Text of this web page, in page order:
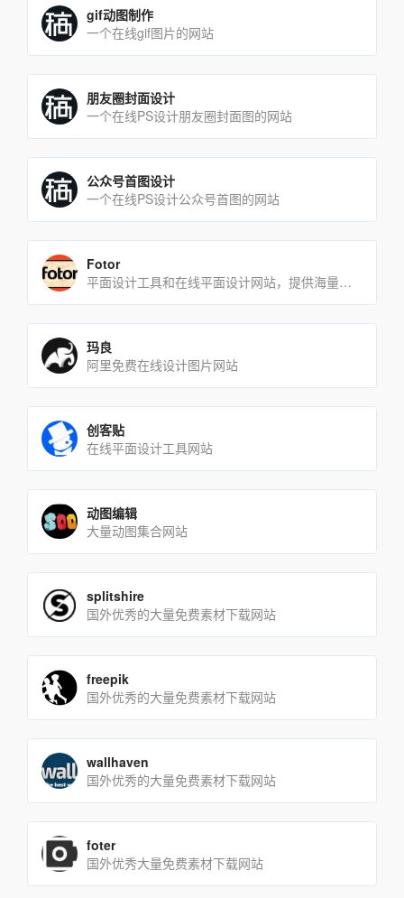
gif动图制作
一个在线gif图片的网站
朋友圈封面设计
一个在线PS设计朋友圈封面图的网站
公众号首图设计
一个在线PS设计公众号首图的网站
Fotor
平面设计工具和在线平面设计网站，提供海量的素材和模板
玛良
阿里免费在线设计图片网站
创客贴
在线平面设计工具网站
动图编辑
大量动图集合网站
splitshire
国外优秀的大量免费素材下载网站
freepik
国外优秀的大量免费素材下载网站
wallhaven
国外优秀的大量免费素材下载网站
foter
国外优秀大量免费素材下载网站